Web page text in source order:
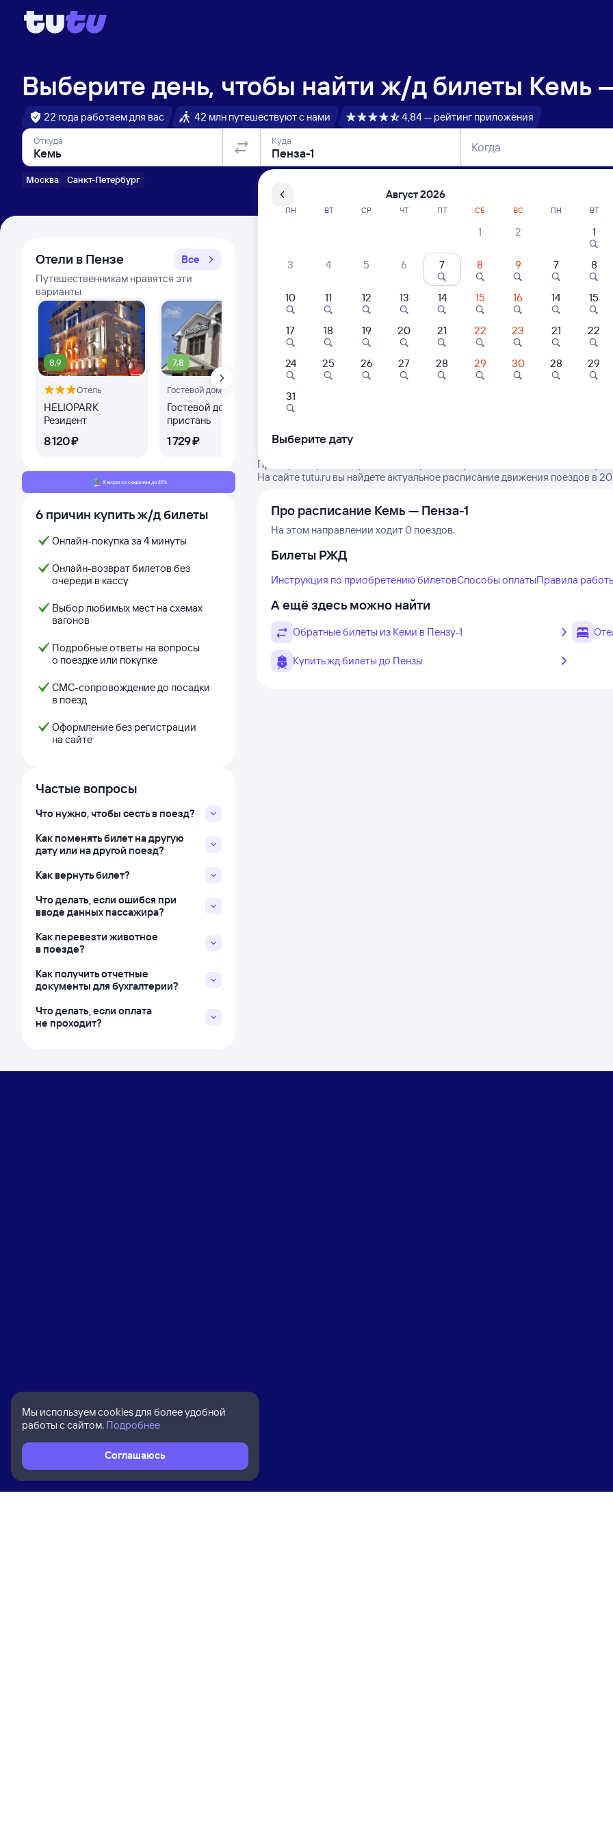
Выберите день, чтобы найти ж/д билеты Кемь
22 года работаем для вас 42 млн путешествуют с нами 4,84 — рейтинг приложения
Откуда
Москва Санкт-Петербург
Куда Когда
Отели в Пензе
Все
Путешественникам нравятся эти
варианты
8,9
Отель
HELIOPARK
Резидент
8 ⁠120 ⁠₽
7,8
Гостевой дом
Гостевой дом Тихая
пристань
1 ⁠729 ⁠₽
Cosmos Пенза
5 ⁠000 ⁠₽
8,9
6 причин купить ж/д билеты
Онлайн-покупка за 4 минуты
Онлайн-возврат билетов без
очереди в кассу
Выбор любимых мест на схемах
вагонов
Подробные ответы на вопросы
о поездке или покупке
СМС-сопровождение до посадки
в поезд
Оформление без регистрации
на сайте
Частые вопросы
Что нужно, чтобы сесть в поезд?
Как поменять билет на другую
дату или на другой поезд?
Как вернуть билет?
Что делать, если ошибся при
вводе данных пассажира?
Как перевезти животное
в поезде?
Как получить отчетные
документы для бухгалтерии?
Что делать, если оплата
не проходит?
Расписание поездов Кемь — Пенза-1
Нет рейсов по этому
Проверьте время отправления и прибытия рейсов РЖД из Кеми в Пензу-
На сайте tutu.ru вы найдете актуальное расписание движения поездов в
Про расписание Кемь — Пенза-1
На этом направлении ходит 0 поездов.
Билеты РЖД
Инструкция по приобретению билетовСпособы оплатыПравила
А ещё здесь можно найти
Обратные билеты из Кеми в Пензу-1
Купить жд билеты до Пензы
Мы используем cookies для более удобной
работы с сайтом. Подробнее
Соглашаюсь
Август 2026
ПН ВТ СР ЧТ ПТ СБ ВС
1 2
3 4 5 6 7 8 9
10 11 12 13 14 15 16
17 18 19 20 21 22 23
24 25 26 27 28 29 30
31
ПН ВТ
1
7 8
14 15
21 22
28 29
Выберите дату